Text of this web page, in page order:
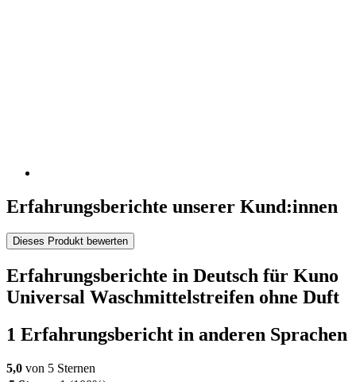
Erfahrungsberichte unserer Kund:innen
Dieses Produkt bewerten
Erfahrungsberichte in Deutsch für Kuno
Universal Waschmittelstreifen ohne Duft
1 Erfahrungsbericht in anderen Sprachen
5,0 von 5 Sternen